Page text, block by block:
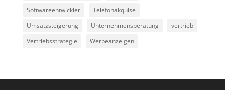
Softwareentwickler
Telefonakquise
Umsatzsteigerung
Unternehmensberatung
vertrieb
Vertriebsstrategie
Werbeanzeigen